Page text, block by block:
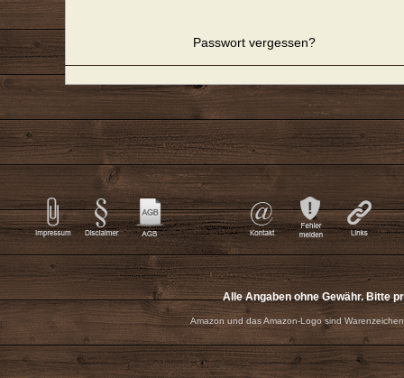
Passwort vergessen?
Alle Angaben ohne Gewähr. Bitte
Amazon und das Amazon-Logo sind